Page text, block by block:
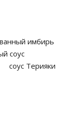
имбирь
соус
соус Терияки